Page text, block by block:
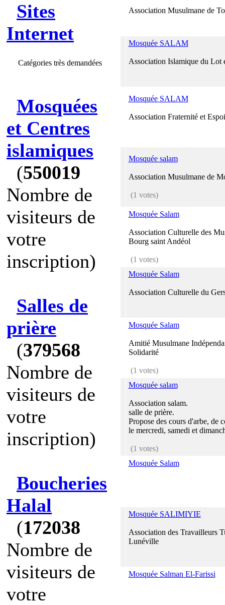
Sites
Internet
Catégories très demandées
Mosquées
et Centres
islamiques
(550019
Nombre de
visiteurs de
votre
inscription)
Salles de
prière
(379568
Nombre de
visiteurs de
votre
inscription)
Boucheries
Halal
(172038
Nombre de
visiteurs de
votre
Association Musulmane de
Mosquée SALAM
Association Islamique du Lot
Mosquée SALAM
Association Fraternité et
Mosquée salam
Association Musulmane de
(1 votes)
Mosquée Salam
Association Culturelle des
Bourg saint Andéol
(1 votes)
Mosquée Salam
Association Culturelle du
Mosquée Salam
Amitié Musulmane
Solidarité
(1 votes)
Mosquée salam
Association salam.
salle de prière.
Propose des cours d'arbe, de
le mercredi, samedi et
(1 votes)
Mosquée Salam
Mosquée SALIMIYIE
Association des Travailleurs
Lunéville
Mosquée Salman El-Farissi